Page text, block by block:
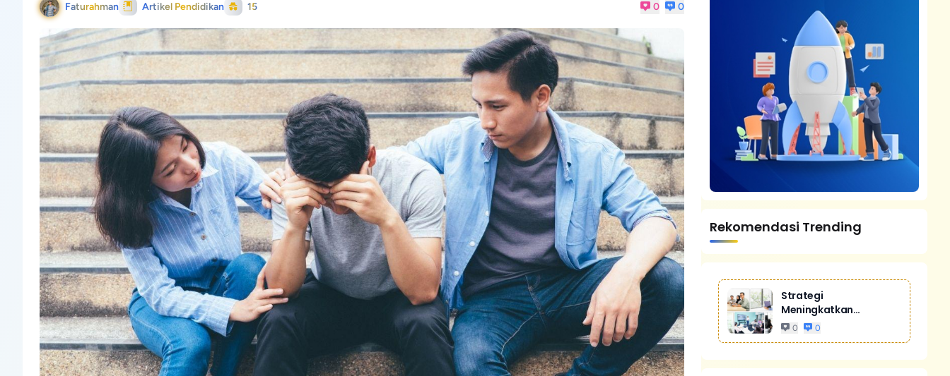
Faturahman Artikel Pendidikan 15 0 0
Rekomendasi Trending
Strategi
Meningkatkan
Penjualan Melalui
0 0